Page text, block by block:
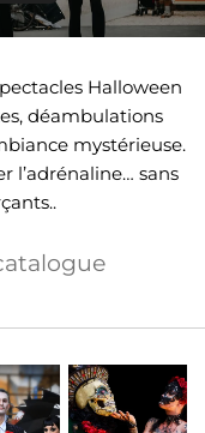
Halloween
déambulations
mystérieuse.
l’adrénaline… sans